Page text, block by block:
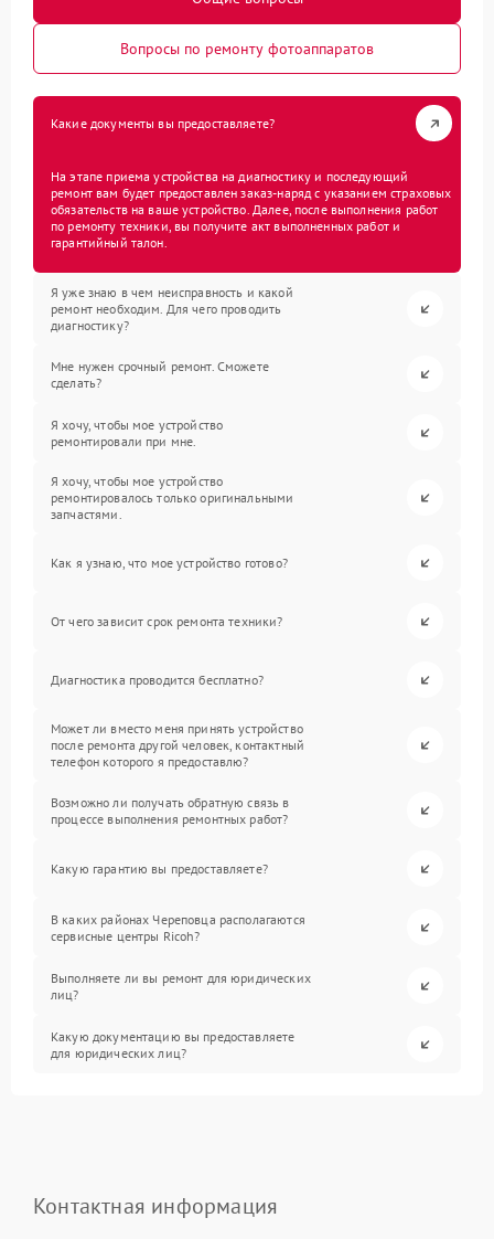
Вопросы по ремонту фотоаппаратов
Какие документы вы предоставляете?
На этапе приема устройства на диагностику и последующий
ремонт вам будет предоставлен заказ-наряд с указанием страховых
обязательств на ваше устройство. Далее, после выполнения работ
по ремонту техники, вы получите акт выполненных работ и
гарантийный талон.
Я уже знаю в чем неисправность и какой
ремонт необходим. Для чего проводить
диагностику?
Мне нужен срочный ремонт. Сможете
сделать?
Я хочу, чтобы мое устройство
ремонтировали при мне.
Я хочу, чтобы мое устройство
ремонтировалось только оригинальными
запчастями.
Как я узнаю, что мое устройство готово?
От чего зависит срок ремонта техники?
Диагностика проводится бесплатно?
Может ли вместо меня принять устройство
после ремонта другой человек, контактный
телефон которого я предоставлю?
Возможно ли получать обратную связь в
процессе выполнения ремонтных работ?
Какую гарантию вы предоставляете?
В каких районах Череповца располагаются
сервисные центры Ricoh?
Выполняете ли вы ремонт для юридических
лиц?
Какую документацию вы предоставляете
для юридических лиц?
Контактная информация